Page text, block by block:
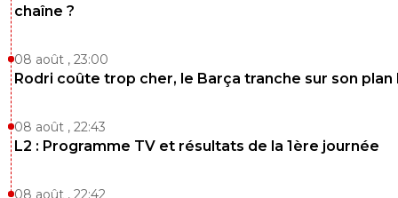
chaîne ?
08 août , 23:00
Rodri coûte trop cher, le Barça tranche sur son plan
08 août , 22:43
L2 : Programme TV et résultats de la 1ère journée
08 août , 22:42